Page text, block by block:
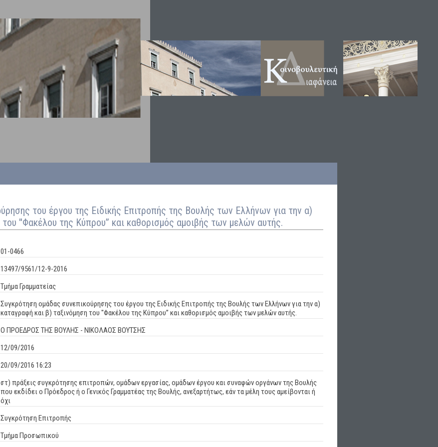
του έργου της Eιδικής Επιτροπής της Βουλής των Ελλήνων για την α)
''Φακέλου της Κύπρου” και καθορισμός αμοιβής των μελών αυτής.
01-0466
13497/9561/12-9-2016
Τμήμα Γραμματείας
Συγκρότηση ομάδας συνεπικούρησης του έργου της Eιδικής Επιτροπής της Βουλής των Ελλήνων για την α)
καταγραφή και β) ταξινόμηση του ''Φακέλου της Κύπρου” και καθορισμός αμοιβής των μελών αυτής.
Ο ΠΡΟΕΔΡΟΣ ΤΗΣ ΒΟΥΛΗΣ - ΝΙΚΟΛΑΟΣ ΒΟΥΤΣΗΣ
12/09/2016
20/09/2016 16:23
στ) πράξεις συγκρότησης επιτροπών, ομάδων εργασίας, ομάδων έργου και συναφών οργάνων της Βουλής
που εκδίδει ο Πρόεδρος ή ο Γενικός Γραμματέας της Βουλής, ανεξαρτήτως, εάν τα μέλη τους αμείβονται ή
όχι
Συγκρότηση Επιτροπής
Τμήμα Προσωπικού